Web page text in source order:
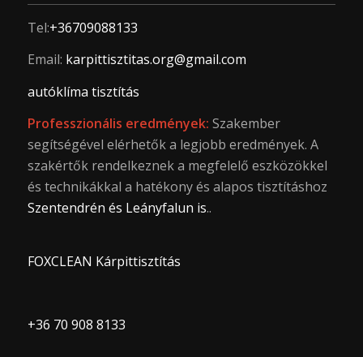
Tel:+36709088133
Email: karpittisztitas.org@gmail.com
autóklíma tisztítás
Professzionális eredmények: Szakember
segítségével elérhetők a legjobb eredmények. A
szakértők rendelkeznek a megfelelő eszközökkel
és technikákkal a hatékony és alapos tisztításhoz
Szentendrén és Leányfalun is..
FOXCLEAN Kárpittisztítás
+36 70 908 8133